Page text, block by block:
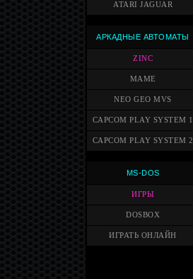
ATARI JAGUAR
АРКАДНЫЕ АВТОМАТЫ
ZINC
MAME
NEO GEO MVS
CAPCOM PLAY SYSTEM 1
CAPCOM PLAY SYSTEM 2
MS-DOS
ИГРЫ
DOSBOX
ИГРАТЬ ОНЛАЙН